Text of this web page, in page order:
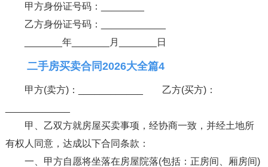
甲方身份证号码：________
乙方身份证号码：____________
_______年_______月_______日
二手房买卖合同2026大全篇4
甲方(卖方)：____________ 乙方(买方)：
甲、乙双方就房屋买卖事项，经协商一致，并经土地所
有权人同意，达成以下合同条款：
一、甲方自愿将坐落在房屋院落(包括：正房间、厢房间)